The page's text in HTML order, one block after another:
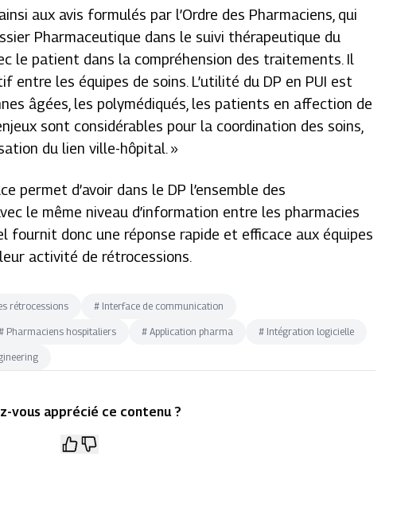
aux avis formulés par l’Ordre des Pharmaciens, qui
Pharmaceutique dans le suivi thérapeutique du
le patient dans la compréhension des traitements. Il
les équipes de soins. L’utilité du DP en PUI est
âgées, les polymédiqués, les patients en affection de
sont considérables pour la coordination des soins,
du lien ville-hôpital. »
permet d’avoir dans le DP l’ensemble des
le même niveau d’information entre les pharmacies
fournit donc une réponse rapide et efficace aux équipes
activité de rétrocessions.
rétrocessions # Interface de communication
Pharmaciens hospitaliers #Application pharma # Intégration logicielle
vous apprécié ce contenu ?